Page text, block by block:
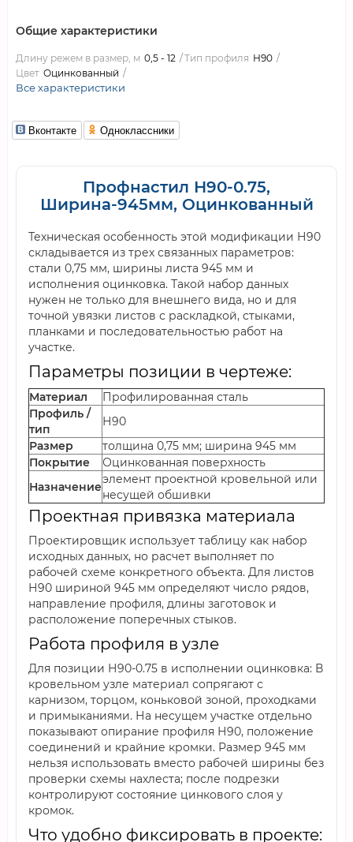
Общие характеристики
Длину режем в размер, м 0,5 - 12 Тип профиля Н90
Цвет Оцинкованный
Все характеристики
Вконтакте Одноклассники
Профнастил Н90-0.75,
Ширина-945мм, Оцинкованный
Техническая особенность этой модификации Н90
складывается из трех связанных параметров:
стали 0,75 мм, ширины листа 945 мм и
исполнения оцинковка. Такой набор данных
нужен не только для внешнего вида, но и для
точной увязки листов с раскладкой, стыками,
планками и последовательностью работ на
участке.
Параметры позиции в чертеже:
Материал
Профилированная сталь
Профиль /
тип
Н90
Размер
толщина 0,75 мм; ширина 945 мм
Покрытие
Оцинкованная поверхность
Назначение
элемент проектной кровельной или
несущей обшивки
Проектная привязка материала
Проектировщик использует таблицу как набор
исходных данных, но расчет выполняет по
рабочей схеме конкретного объекта. Для листов
Н90 шириной 945 мм определяют число рядов,
направление профиля, длины заготовок и
расположение поперечных стыков.
Работа профиля в узле
Для позиции Н90-0.75 в исполнении оцинковка: В
кровельном узле материал сопрягают с
карнизом, торцом, коньковой зоной, проходками
и примыканиями. На несущем участке отдельно
показывают опирание профиля Н90, положение
соединений и крайние кромки. Размер 945 мм
нельзя использовать вместо рабочей ширины без
проверки схемы нахлеста; после подрезки
контролируют состояние цинкового слоя у
кромок.
Что удобно фиксировать в проекте: